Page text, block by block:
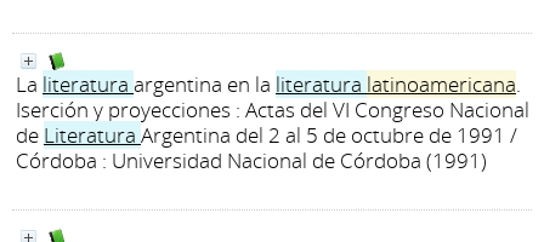
La literatura argentina en la literatura latinoamericana.
Iserción y proyecciones : Actas del VI Congreso Nacional
de Literatura Argentina del 2 al 5 de octubre de 1991 /
Córdoba : Universidad Nacional de Córdoba (1991)